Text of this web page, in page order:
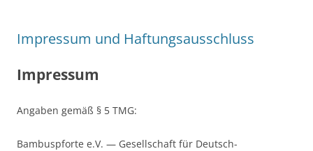
Impressum und Haftungsausschluss
Impressum
Angaben gemäß § 5 TMG:
Bambuspforte e.V. — Gesellschaft für Deutsch-